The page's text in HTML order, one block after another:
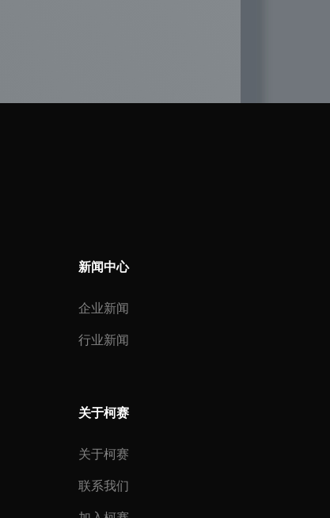
新闻中心
企业新闻
行业新闻
关于柯赛
关于柯赛
联系我们